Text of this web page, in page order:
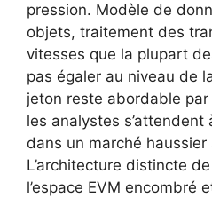
pression. Modèle de
objets, traitement des
vitesses que la plupart
pas égaler au niveau de
jeton reste abordable par
les analystes s’attendent
dans un marché haussier
L’architecture distincte
l’espace EVM encombré